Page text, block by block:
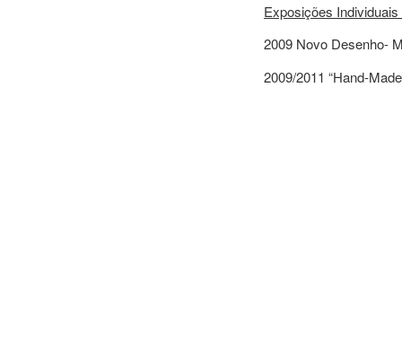
Exposições
2009 Novo Desenho-
2009/2011 “Hand-